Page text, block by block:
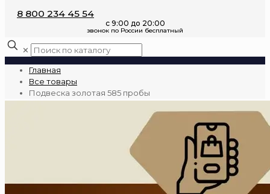
8 800 234 45 54
✕
Главная
Все товары
Подвеска золотая 585 пробы